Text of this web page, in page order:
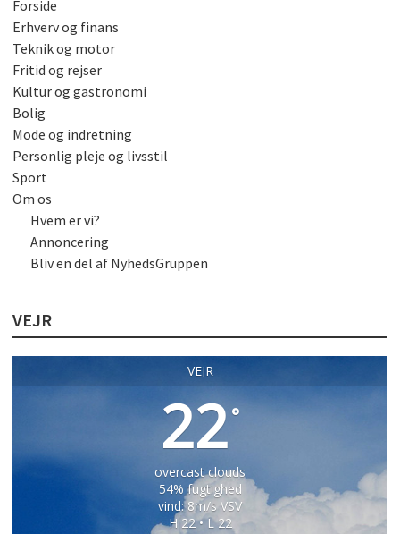
Forside
Erhverv og finans
Teknik og motor
Fritid og rejser
Kultur og gastronomi
Bolig
Mode og indretning
Personlig pleje og livsstil
Sport
Om os
Hvem er vi?
Annoncering
Bliv en del af NyhedsGruppen
VEJR
VEJR
22°
overcast clouds
54% fugtighed
vind: 8m/s VSV
H 22 • L 22